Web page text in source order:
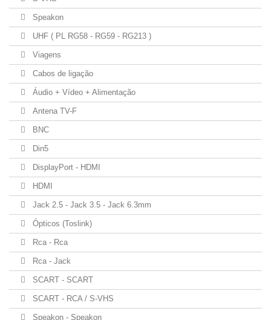
Speakon
UHF ( PL RG58 - RG59 - RG213 )
Viagens
Cabos de ligação
Áudio + Vídeo + Alimentação
Antena TV-F
BNC
Din5
DisplayPort - HDMI
HDMI
Jack 2.5 - Jack 3.5 - Jack 6.3mm
Ópticos (Toslink)
Rca - Rca
Rca - Jack
SCART - SCART
SCART - RCA / S-VHS
Speakon - Speakon